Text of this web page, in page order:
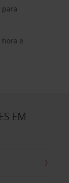
para
e
EM